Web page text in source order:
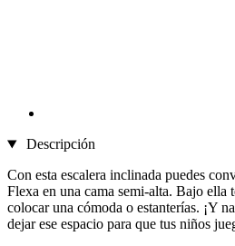
Descripción
Con esta escalera inclinada puedes
Flexa en una cama semi-alta. Bajo ella
colocar una cómoda o estanterías. ¡Y
dejar ese espacio para que tus niños